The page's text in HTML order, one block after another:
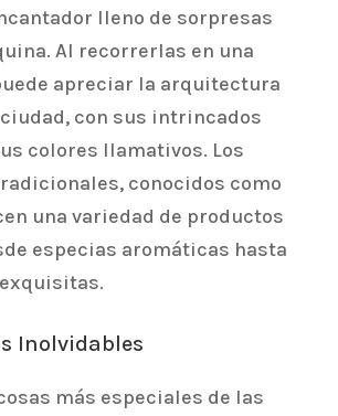
lleno de sorpresas
Al recorrerlas en una
apreciar la arquitectura
con sus intrincados
colores llamativos. Los
conocidos como
una variedad de productos
especias aromáticas hasta
Inolvidables
más especiales de las